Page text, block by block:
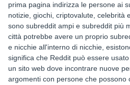
prima pagina indirizza le persone ai
notizie, giochi, criptovalute, celebrità
sono subreddit ampi e subreddit più
città potrebbe avere un proprio
e nicchie all'interno di nicchie,
significa che Reddit può essere
un sito web dove incontrare nuove
argomenti con persone che possono